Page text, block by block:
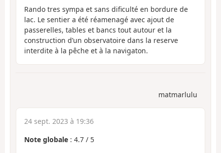
Rando tres sympa et sans dificulté en bordure de
lac. Le sentier a été réamenagé avec ajout de
passerelles, tables et bancs tout autour et la
construction d’un observatoire dans la reserve
interdite à la pêche et à la navigaton.
matmarlulu
24 sept. 2023 à 19:36
Note globale : 4.7 / 5